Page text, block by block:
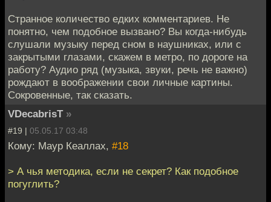
Странное количество едких комментариев. Не
понятно, чем подобное вызвано? Вы когда-нибудь
слушали музыку перед сном в наушниках, или с
закрытыми глазами, скажем в метро, по дороге на
работу? Аудио ряд (музыка, звуки, речь не важно)
рождают в воображении свои личные картины.
Сокровенные, так сказать.
VDecabrisT »
#19 | 05.05.17 03:48
Кому: Маур Кеаллах, #18
> А чья методика, если не секрет? Как подобное
погуглить?